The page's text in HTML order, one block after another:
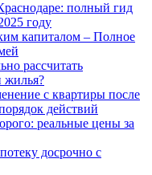
полный гид
году
капиталом – Полное
рассчитать
жилья?
с квартиры после
действий
реальные цены за
досрочно с